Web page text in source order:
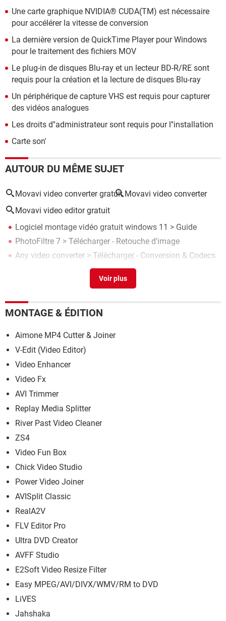
Une carte graphique NVIDIA® CUDA(TM) est nécessaire
pour accélérer la vitesse de conversion
La dernière version de QuickTime Player pour Windows
pour le traitement des fichiers MOV
Le plug-in de disques Blu-ray et un lecteur BD-R/RE sont
requis pour la création et la lecture de disques Blu-ray
Un périphérique de capture VHS est requis pour capturer
des vidéos analogues
Les droits d''administrateur sont requis pour l''installation
Carte son'
AUTOUR DU MÊME SUJET
Movavi video converter gratuit Movavi video converter
Movavi video editor gratuit
Logiciel montage vidéo gratuit windows 11 > Guide
PhotoFiltre 7 > Télécharger - Retouche d'image
Any video converter > Télécharger - Conversion & Codecs
Freemake video converter> Télécharger - Conversion &
Guide
MONTAGE & ÉDITION
Aimone MP4 Cutter & Joiner
V-Edit (Video Editor)
Video Enhancer
Video Fx
AVI Trimmer
Replay Media Splitter
River Past Video Cleaner
ZS4
Video Fun Box
Chick Video Studio
Power Video Joiner
AVISplit Classic
RealA2V
FLV Editor Pro
Ultra DVD Creator
AVFF Studio
E2Soft Video Resize Filter
Easy MPEG/AVI/DIVX/WMV/RM to DVD
LiVES
Jahshaka